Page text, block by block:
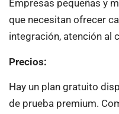
Empresas pequeñas y
que necesitan ofrecer
integración, atención al
Precios:
Hay un plan gratuito
de prueba premium.